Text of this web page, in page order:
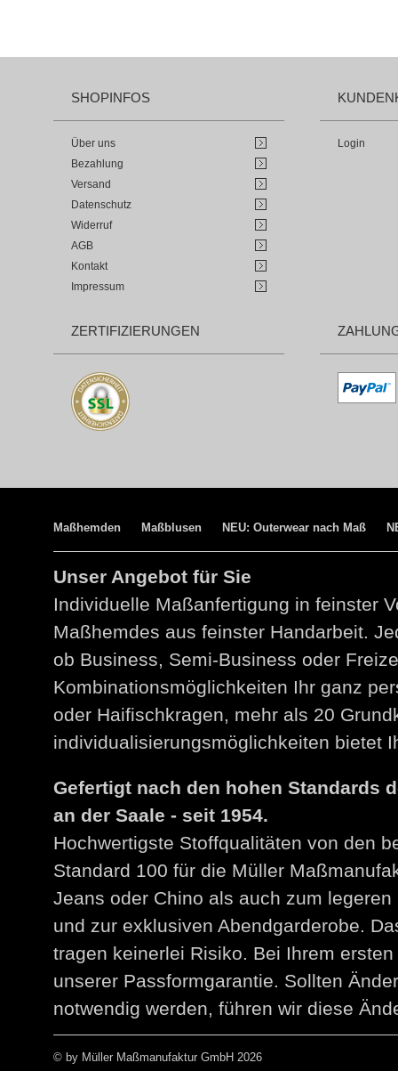
SHOPINFOS
Über uns
Bezahlung
Versand
Datenschutz
Widerruf
AGB
Kontakt
Impressum
Login
ZERTIFIZIERUNGEN
Maßhemden Maßblusen NEU: Outerwear nach Maß
Unser Angebot für Sie
Individuelle Maßanfertigung in feinster
Maßhemdes aus feinster Handarbeit.
ob Business, Semi-Business oder
Kombinationsmöglichkeiten Ihr ganz
oder Haifischkragen, mehr als 20
individualisierungsmöglichkeiten bietet
Gefertigt nach den hohen Standards
an der Saale - seit 1954.
Hochwertigste Stoffqualitäten von den
Standard 100 für die Müller
Jeans oder Chino als auch zum
und zur exklusiven Abendgarderobe.
tragen keinerlei Risiko. Bei Ihrem
unserer Passformgarantie. Sollten
notwendig werden, führen wir diese
© by Müller Maßmanufaktur GmbH 2026